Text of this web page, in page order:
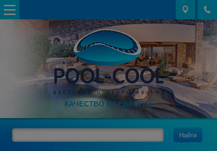
КАЧЕСТВО ИЗ ЕВРОПЫ
Найти